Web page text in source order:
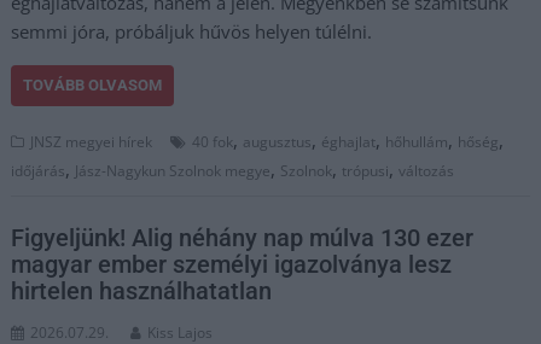
semmi jóra, próbáljuk hűvös helyen túlélni.
TOVÁBB OLVASOM
JNSZ megyei hírek 40 fok, augusztus, éghajlat, hőhullám, hőség,
időjárás, Jász-Nagykun Szolnok megye, Szolnok, trópusi,változás
Figyeljünk! Alig néhány nap múlva 130 ezer
magyar ember személyi igazolványa lesz
hirtelen használhatatlan
2026.07.29. Kiss Lajos